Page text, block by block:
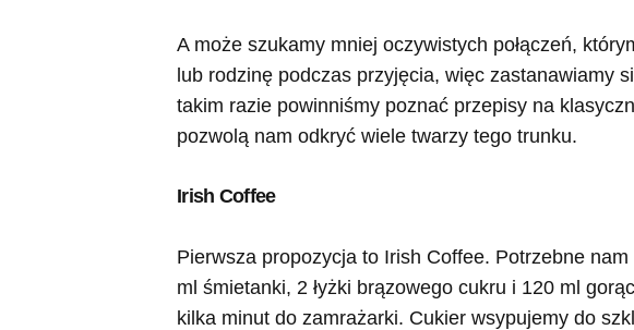
A może szukamy mniej oczywistych połączeń,
lub rodzinę podczas przyjęcia, więc zastanawiamy
takim razie powinniśmy poznać przepisy na
pozwolą nam odkryć wiele twarzy tego trunku.
Irish Coffee
Pierwsza propozycja to Irish Coffee. Potrzebne
ml śmietanki, 2 łyżki brązowego cukru i 120 ml
kilka minut do zamrażarki. Cukier wsypujemy do